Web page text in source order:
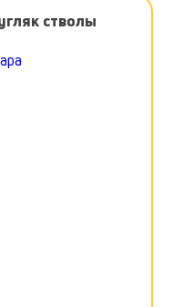
стволы